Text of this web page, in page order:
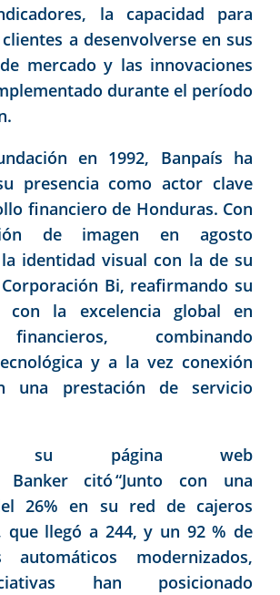
la capacidad para
a desenvolverse en sus
mercado y las innovaciones
durante el período
en 1992, Banpaís ha
presencia como actor clave
financiero de Honduras. Con
de imagen en agosto
identidad visual con la de su
Bi, reafirmando su
con la excelencia global en
combinando
y a la vez conexión
una prestación de servicio
su página web
citó “Junto con una
26% en su red de cajeros
que llegó a 244, y un 92 % de
automáticos modernizados,
han posicionado